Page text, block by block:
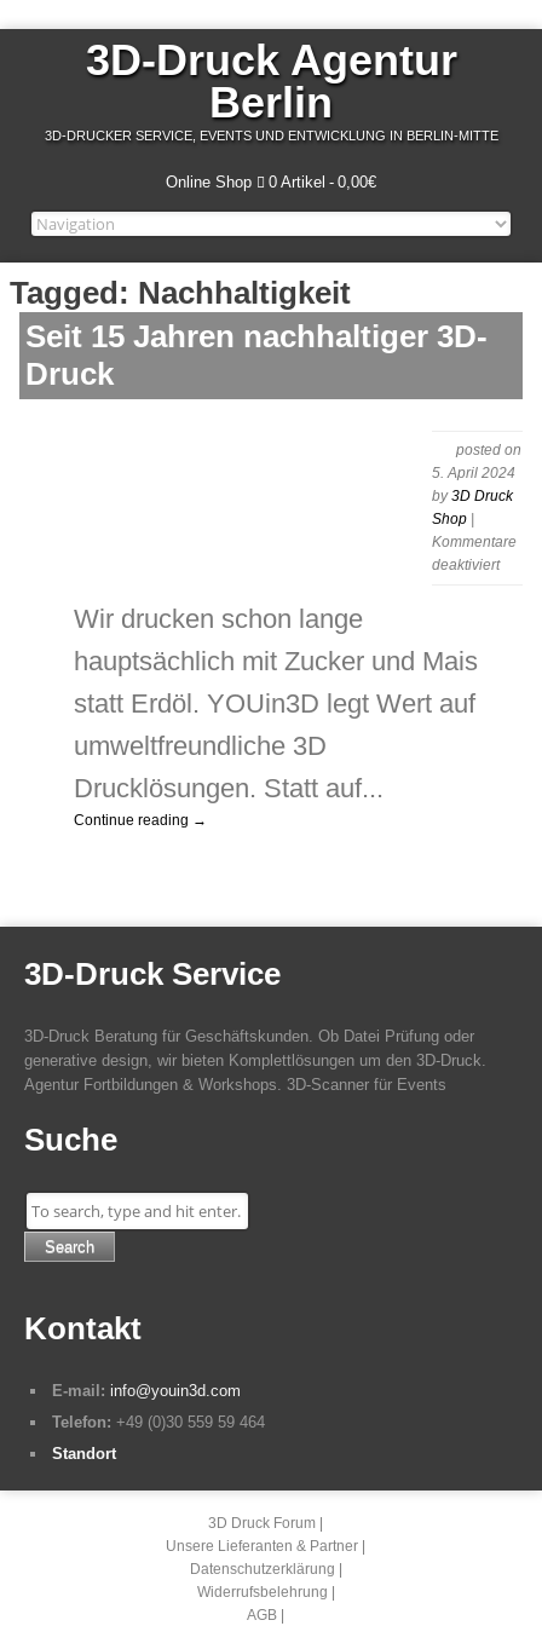
3D-Druck Agentur
Berlin
3D-DRUCKER SERVICE, EVENTS UND ENTWICKLUNG IN BERLIN-MITTE
Online Shop 0 Artikel 0,00€
Tagged: Nachhaltigkeit
Seit 15 Jahren nachhaltiger 3D-
Druck
posted on
5. April 2024
by3D Druck
Shop
Kommentare
deaktiviertfür
Wir drucken schon lange
hauptsächlich mit Zucker und Mais
statt Erdöl. YOUin3D legt Wert auf
umweltfreundliche 3D
Drucklösungen. Statt auf...
Continue reading →
3D-Druck Service
3D-Druck Beratung für Geschäftskunden. Ob Datei Prüfung oder
generative design, wir bieten Komplettlösungen um den 3D-Druck.
Agentur Fortbildungen & Workshops. 3D-Scanner für Events
Suche
Search
Kontakt
E-mail: info@youin3d.com
Telefon: +49 (0)30 559 59 464
Standort
3D Druck Forum
Unsere Lieferanten & Partner
Datenschutzerklärung
Widerrufsbelehrung
AGB